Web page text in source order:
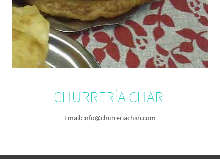
CHURRERÍA CHARI
Email: info@churreriachari.com